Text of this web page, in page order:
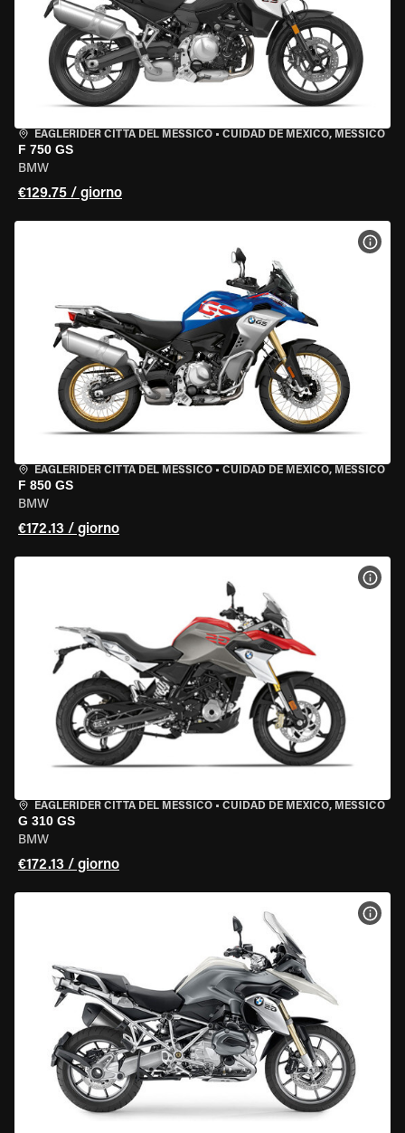
EAGLERIDER CITTÀ DEL MESSICO • CUIDAD DE MEXICO, MESSICO
F 750 GS
BMW
€129.75 / giorno
EAGLERIDER CITTÀ DEL MESSICO • CUIDAD DE MEXICO, MESSICO
F 850 GS
BMW
€172.13 / giorno
EAGLERIDER CITTÀ DEL MESSICO • CUIDAD DE MEXICO, MESSICO
G 310 GS
BMW
€172.13 / giorno